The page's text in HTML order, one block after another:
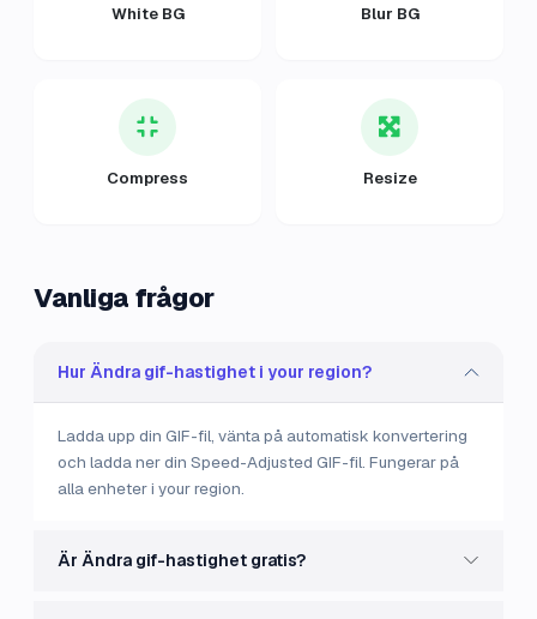
White BG Blur BG
Compress Resize
Vanliga frågor
Hur Ändra gif-hastighet i your region?
Ladda upp din GIF-fil, vänta på automatisk konvertering
och ladda ner din Speed-Adjusted GIF-fil. Fungerar på
alla enheter i your region.
Är Ändra gif-hastighet gratis?